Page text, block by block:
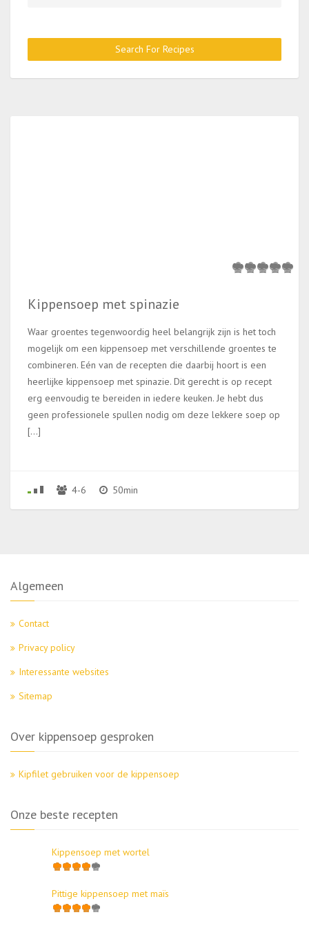
Search For Recipes
Kippensoep met spinazie
Waar groentes tegenwoordig heel belangrijk zijn is het toch
mogelijk om een kippensoep met verschillende groentes te
combineren. Eén van de recepten die daarbij hoort is een
heerlijke kippensoep met spinazie. Dit gerecht is op recept
erg eenvoudig te bereiden in iedere keuken. Je hebt dus
geen professionele spullen nodig om deze lekkere soep op
[…]
4-6 50min
Algemeen
Contact
Privacy policy
Interessante websites
Sitemap
Over kippensoep gesproken
Kipfilet gebruiken voor de kippensoep
Onze beste recepten
Kippensoep met wortel
Pittige kippensoep met maïs